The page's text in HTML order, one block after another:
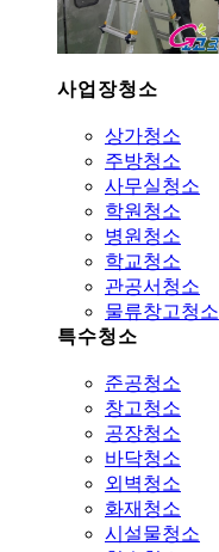
사업장청소
상가청소
주방청소
사무실청소
학원청소
병원청소
학교청소
관공서청소
물류창고청소
특수청소
준공청소
창고청소
공장청소
바닥청소
외벽청소
화재청소
시설물청소